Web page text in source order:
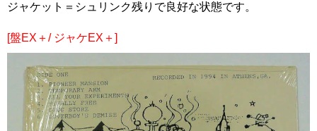
ジャケット＝シュリンク残りで良好な状態です。
[盤EX＋/ ジャケEX＋]